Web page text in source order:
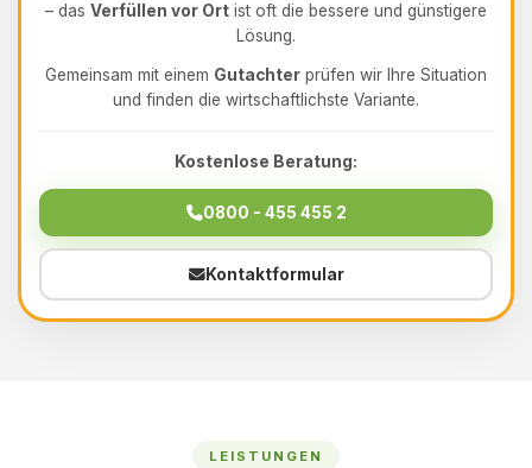
– das Verfüllen vor Ort ist oft die bessere und günstigere
Lösung.
Gemeinsam mit einem Gutachter prüfen wir Ihre Situation
und finden die wirtschaftlichste Variante.
Kostenlose Beratung:
0800 - 455 455 2
Kontaktformular
LEISTUNGEN